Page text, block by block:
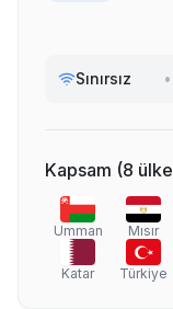
Sınırsız •
Kapsam (8 ülke
Umman Mısır
Katar Türkiye